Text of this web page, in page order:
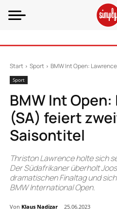
Start Sport BMW Int Open:
Sport
BMW Int
(SA) feiert
Saisontitel
Thriston Lawrence holte sich
Der Südafrikaner überholt
dramatischen Finaltag und
BMW International Open.
Von Klaus Nadizar 25.06.2023